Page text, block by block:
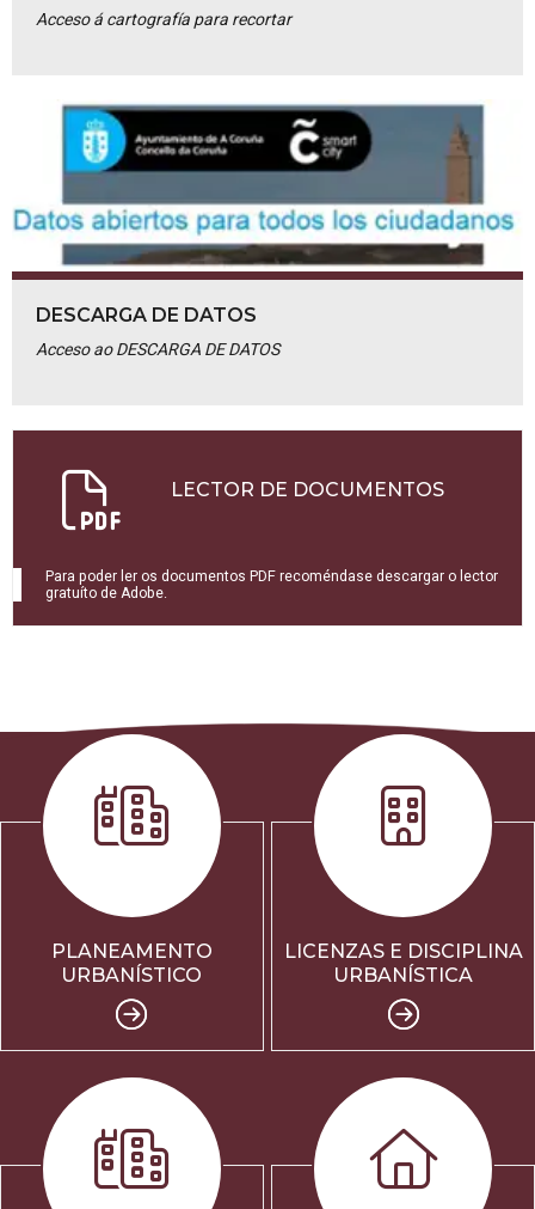
Acceso á cartografía para recortar
DESCARGA DE DATOS
Acceso ao DESCARGA DE DATOS
LECTOR DE DOCUMENTOS
Para poder ler os documentos PDF recoméndase descargar o lector
gratuíto de Adobe.
PLANEAMENTO
URBANÍSTICO
LICENZAS E DISCIPLINA
URBANÍSTICA